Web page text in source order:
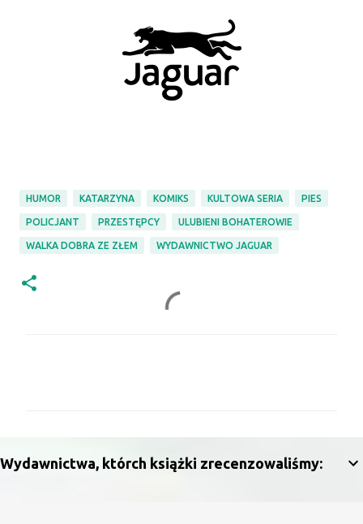
HUMOR KATARZYNA KOMIKS KULTOWA SERIA PIES
POLICJANT PRZESTĘPCY ULUBIENI BOHATEROWIE
WALKA DOBRA ZE ZŁEM WYDAWNICTWO JAGUAR
t
Wydawnictwa, którch książki zrecenzowaliśmy: